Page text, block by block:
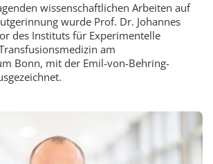
wissenschaftlichen Arbeiten auf
wurde Prof. Dr. Johannes
des Instituts für Experimentelle
am
Bonn, mit der Emil-von-Behring-